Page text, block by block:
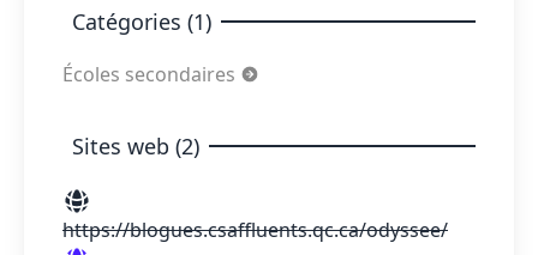
Catégories (1)
Écoles secondaires
Sites web (2)
https://blogues.csaffluents.qc.ca/odyssee/